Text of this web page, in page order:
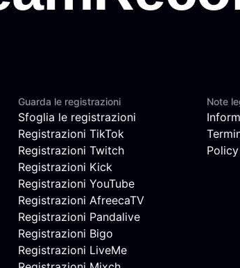
Guarda le registrazioni
Sfoglia le registrazioni
Registrazioni TikTok
Registrazioni Twitch
Registrazioni Kick
Registrazioni YouTube
Registrazioni AfreecaTV
Registrazioni Pandalive
Registrazioni Bigo
Registrazioni LiveMe
Note